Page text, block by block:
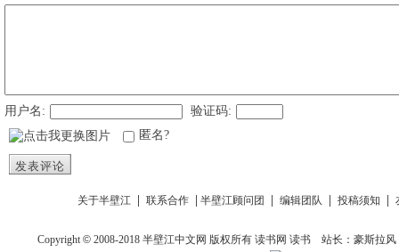
用户名:
验证码:
匿名?
发表评论
关于半壁江 联系合作 半壁江顾问团 编辑团队 投稿须知
Copyright © 2008-2018半壁江中文网 版权所有读书网 读书 站长：豪斯拉风